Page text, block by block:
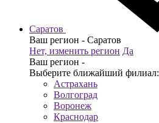
Саратов
Ваш регион - Саратов
Нет, изменить регион Да
Ваш регион -
Выберите ближайший филиал:
Астрахань
Волгоград
Воронеж
Краснодар